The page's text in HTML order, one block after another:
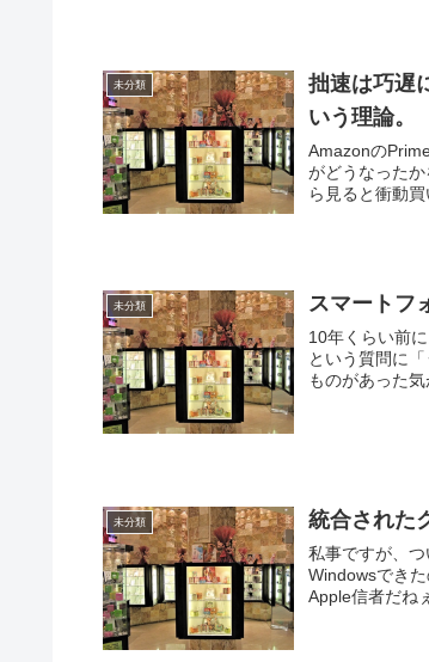
未分類
拙速は巧遅
いう理論。
Amazonの
がどうなった
ら見ると衝動
未分類 スマートフ
10年くらい前
という質問に
ものがあった
未分類 統合された
私事ですが、
Windowsでき
Apple信者だね